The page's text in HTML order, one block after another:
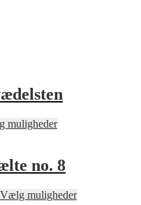
kr..
mulighederDette
flere
varianter.
kan
no. 8
Prisinterval:
Vælg mulighederDette